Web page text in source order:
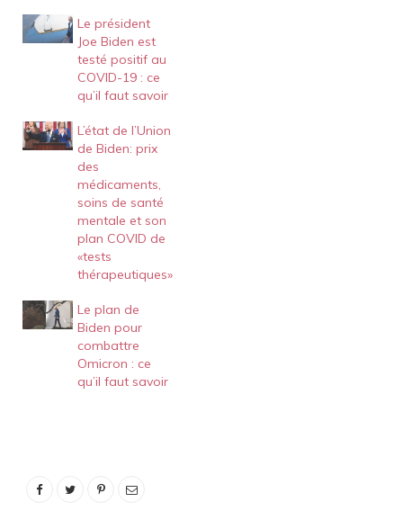
Le président
Joe Biden est
testé positif au
COVID-19 : ce
qu’il faut savoir
L’état de l’Union
de Biden: prix
des
médicaments,
soins de santé
mentale et son
plan COVID de
«tests
thérapeutiques»
Le plan de
Biden pour
combattre
Omicron : ce
qu’il faut savoir